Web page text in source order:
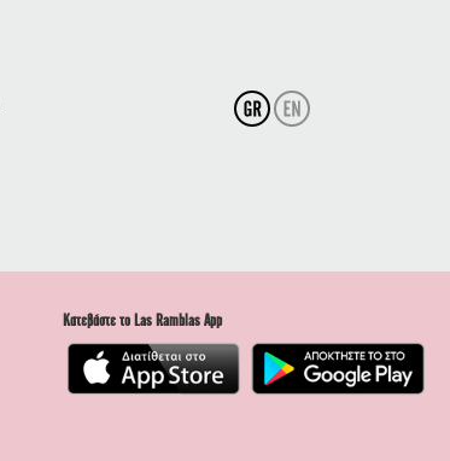
Κατεβάστε το Las Ramblas App